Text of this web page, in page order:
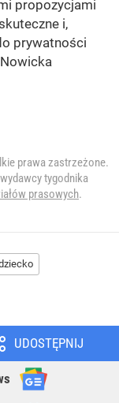
propozycjami
i,
prywatności
prawa zastrzeżone.
tygodnika
prasowych.
UDOSTĘPNIJ